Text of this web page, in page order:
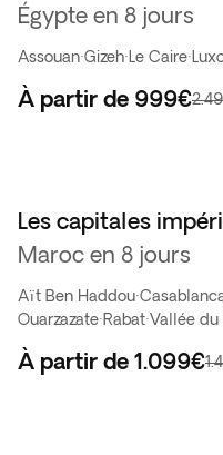
Égypte en 8 jours
Assouan·Gizeh· Le Caire·
À partir de 999€
Best seller
Les capitales
Maroc en 8 jours
Aït Ben Haddou·
Ouarzazate·Rabat·Vallée du
À partir de 1.099€